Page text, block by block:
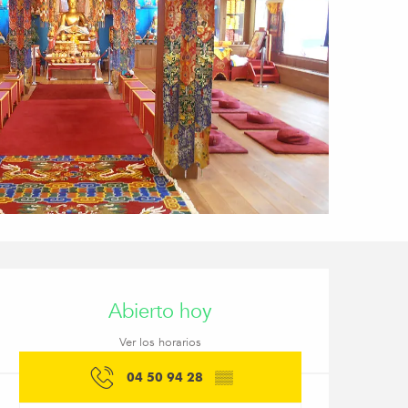
y datos de
Abierto hoy
Ver los horarios
04 50 94 28 ▒▒